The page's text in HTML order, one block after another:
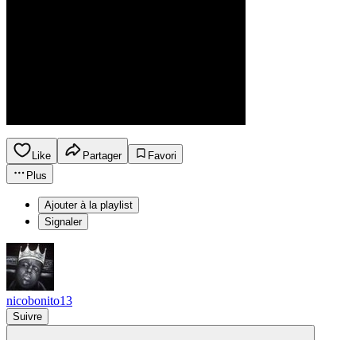
Like Partager
Favori
Plus
Ajouter à la playlist
Signaler
nicobonito13
Suivre